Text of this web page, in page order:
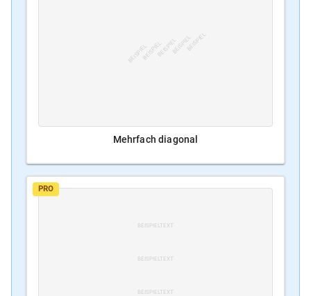
BEISPIELBEISPIELBEISPIELBEISPIELBEISPIEL
Mehrfach diagonal
PRO
BEISPIELTEXT
BEISPIELTEXT
BEISPIELTEXT